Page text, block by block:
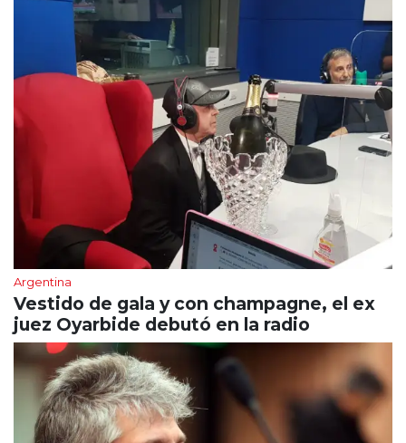
Argentina
Vestido de gala y con champagne, el ex
juez Oyarbide debutó en la radio